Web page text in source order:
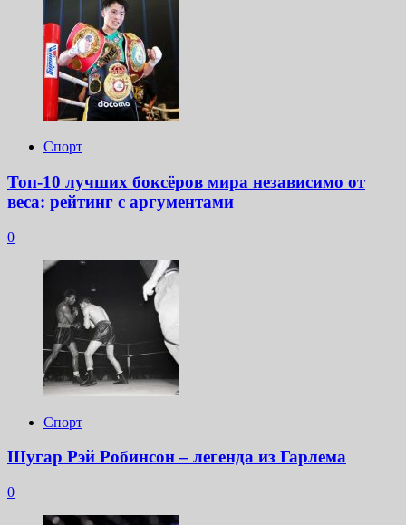
Спорт
Топ-10 лучших боксёров мира независимо от
веса: рейтинг с аргументами
0
Спорт
Шугар Рэй Робинсон – легенда из Гарлема
0